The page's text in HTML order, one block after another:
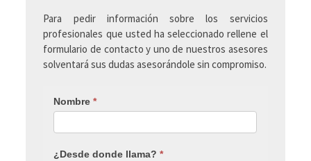
Para pedir información sobre los servicios
profesionales que usted ha seleccionado rellene el
formulario de contacto y uno de nuestros asesores
solventará sus dudas asesorándole sin compromiso.
Nombre*
¿Desde donde llama?*